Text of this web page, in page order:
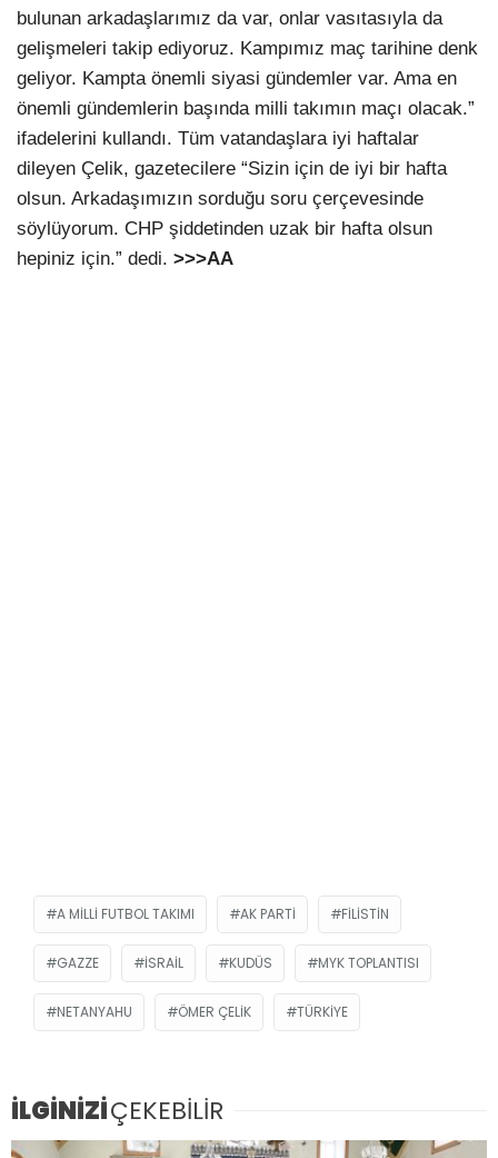
bulunan arkadaşlarımız da var, onlar vasıtasıyla da
gelişmeleri takip ediyoruz. Kampımız maç tarihine denk
geliyor. Kampta önemli siyasi gündemler var. Ama en
önemli gündemlerin başında milli takımın maçı olacak.”
ifadelerini kullandı. Tüm vatandaşlara iyi haftalar
dileyen Çelik, gazetecilere “Sizin için de iyi bir hafta
olsun. Arkadaşımızın sorduğu soru çerçevesinde
söylüyorum. CHP şiddetinden uzak bir hafta olsun
hepiniz için.” dedi. >>>AA
A MILLI FUTBOL TAKIMI AK PARTI FILISTIN
GAZZE ISRAIL KUDÜS MYK TOPLANTISI
NETANYAHU ÖMER ÇELIK TÜRKIYE
İLGİNİZİÇEKEBİLİR